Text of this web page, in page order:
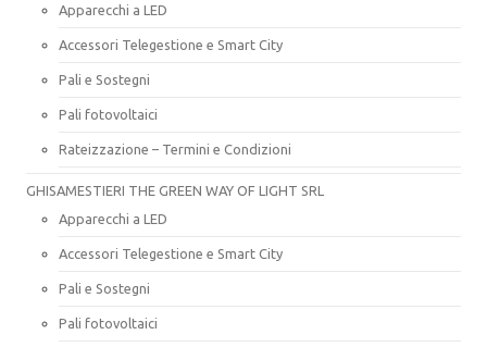
Apparecchi a LED
Accessori Telegestione e Smart City
Pali e Sostegni
Pali fotovoltaici
Rateizzazione – Termini e Condizioni
GHISAMESTIERI THE GREEN WAY OF LIGHT SRL
Apparecchi a LED
Accessori Telegestione e Smart City
Pali e Sostegni
Pali fotovoltaici